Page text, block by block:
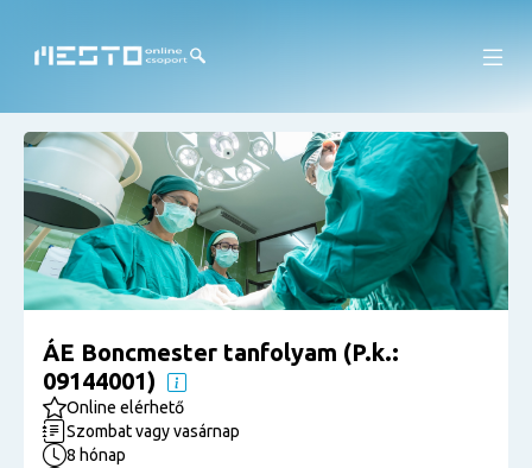
ÁE Boncmester tanfolyam (P.k.:
09144001)
Online elérhető
Szombat vagy vasárnap
8 hónap